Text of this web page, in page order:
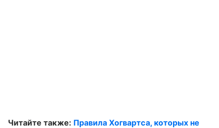
Читайте также: Правила Хогвартса, которых не